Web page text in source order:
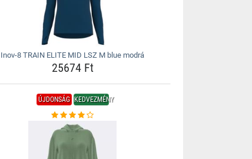
Inov-8 TRAIN ELITE MID LSZ M blue modrá
25674 Ft
ÚJDONSÁG KEDVEZMÉNY